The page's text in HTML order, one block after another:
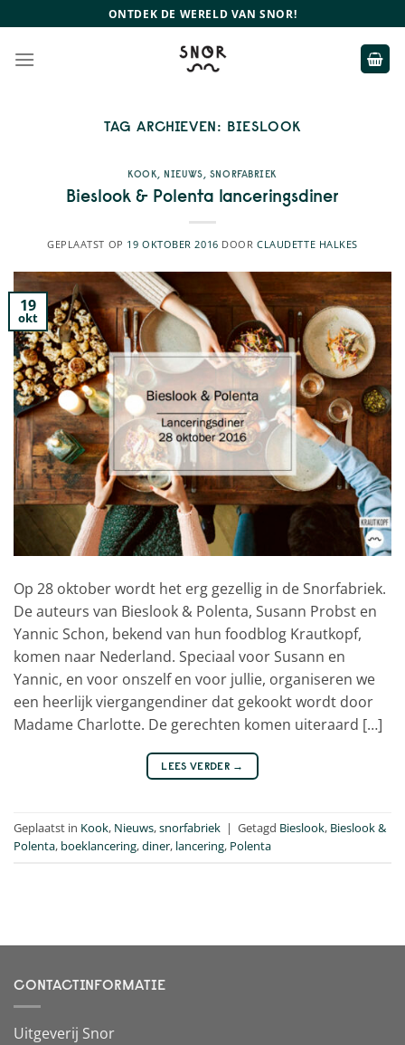
naar
inhoud
ONTDEK DE WERELD VAN SNOR!
TAG ARCHIEVEN: BIESLOOK
KOOK, NIEUWS, SNORFABRIEK
Bieslook & Polenta lanceringsdiner
GEPLAATST OP 19 OKTOBER 2016 DOORCLAUDETTE HALKES
19
okt
Op 28 oktober wordt het erg gezellig in de Snorfabriek.
De auteurs van Bieslook & Polenta, Susann Probst en
Yannic Schon, bekend van hun foodblog Krautkopf,
komen naar Nederland. Speciaal voor Susann en
Yannic, en voor onszelf en voor jullie, organiseren we
een heerlijk viergangendiner dat gekookt wordt door
Madame Charlotte. De gerechten komen uiteraard […]
LEES VERDER →
Geplaatst in Kook, Nieuws,snorfabriek | Getagd Bieslook, Bieslook &
Polenta, boeklancering,diner, lancering, Polenta
CONTACTINFORMATIE
Uitgeverij Snor